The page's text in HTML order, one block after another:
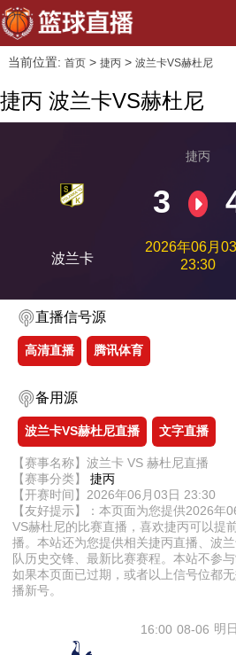
当前位置: 首页> 捷丙> 波兰卡VS赫杜尼
捷丙 波兰卡VS赫杜尼
波兰卡
捷丙
3
2026年06月
23:30
直播信号源
高清直播 腾讯体育
备用源
波兰卡VS赫杜尼直播 文字直播
【赛事名称】波兰卡 VS 赫杜尼直播
【赛事分类】 捷丙
【开赛时间】2026年06月03日 23:30
【友好提示】：本页面为您提供2026年
VS赫杜尼的比赛直播，喜欢捷丙可以提
播。本站还为您提供相关捷丙直播、波
队历史交锋、最新比赛赛程。本站不参
如果本页面已过期，或者以上信号位都
播新号。
08-06
16:00 明